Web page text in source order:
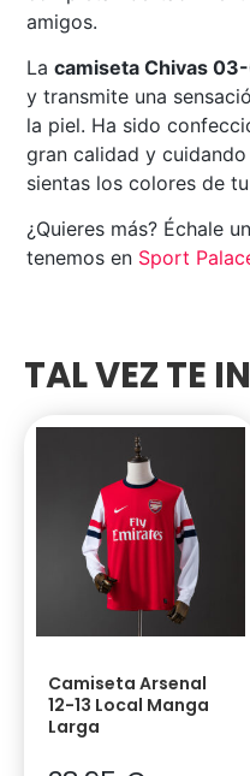
amigos.
Lacamiseta Chivas
y transmite una
la piel. Ha sido
gran calidad y
sientas los colores de
¿Quieres más? Échale
tenemos en Sport
TAL VEZ TE
Camiseta Arsenal
12-13 Local Manga
Larga